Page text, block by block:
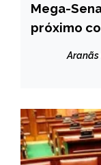
BRASIL
NOTÍCIAS
Mega-
próximo
Aranãs